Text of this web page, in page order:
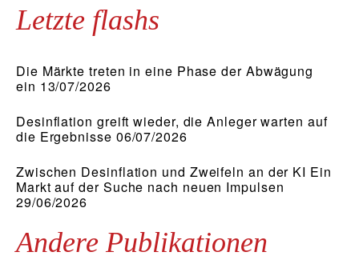
Letzte flashs
Die Märkte treten in eine Phase der Abwägung
ein 13/07/2026
Desinflation greift wieder, die Anleger warten auf
die Ergebnisse 06/07/2026
Zwischen Desinflation und Zweifeln an der KI Ein
Markt auf der Suche nach neuen Impulsen
29/06/2026
Andere Publikationen